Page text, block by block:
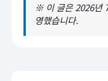
※ 이 글은 2026년
영했습니다.